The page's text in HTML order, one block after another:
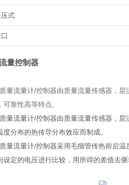
压式
量控制器
量流量计/控制器由质量流量传感器，
靠性高等特点。
量流量计/控制器由质量流量传感器，
分布的热传导分布效应而制成。
量流量计/控制器采用毛细管传热前后
定的电压进行比较，用所得的差值去